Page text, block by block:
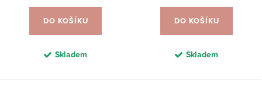
DO KOŠÍKU
Skladem
DO KOŠÍKU
Skladem